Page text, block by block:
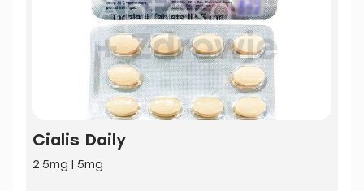
Cialis Daily
2.5mg | 5mg